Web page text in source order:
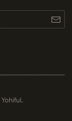
Yohiful.